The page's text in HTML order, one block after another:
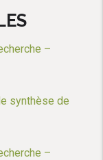
–
synthèse de
–